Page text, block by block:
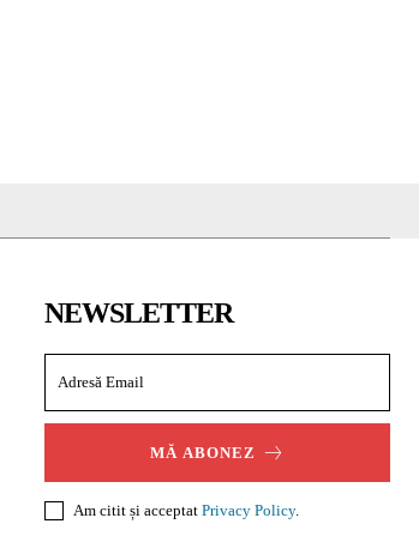
NEWSLETTER
MĂ ABONEZ
Am citit și acceptat Privacy Policy.